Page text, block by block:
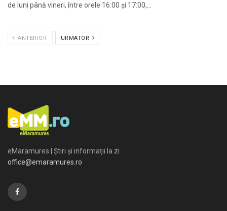
de luni până vineri, între orele 16:00 și 17:00,...
ANTERIOR URMATOR
eMaramures | Știri și informații la zi
office@emaramures.ro